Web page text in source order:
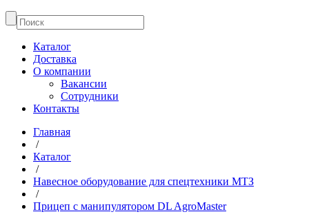
Каталог
Доставка
О компании
Вакансии
Сотрудники
Контакты
Главная
/
Каталог
/
Навесное оборудование для спецтехники МТЗ
/
Прицеп с манипулятором DL AgroMaster